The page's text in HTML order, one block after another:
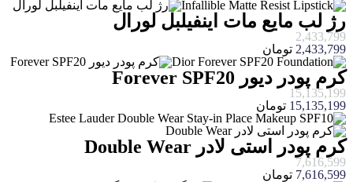
رژ لب مایع مات اینفیلبل لورال
2,433,799
2,433,799 تومان
کرم پودر دیور Forever SPF20
15,135,199
15,135,199 تومان
کرم پودر استی لادر Double Wear
7,616,599
7,616,599 تومان